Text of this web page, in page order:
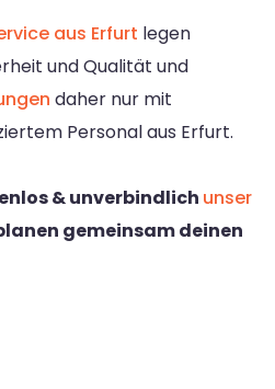
aus Erfurt legen
und Qualität und
daher nur mit
Personal aus Erfurt.
& unverbindlich unser
gemeinsam deinen